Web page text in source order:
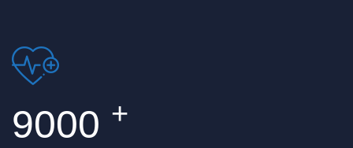
9000 +